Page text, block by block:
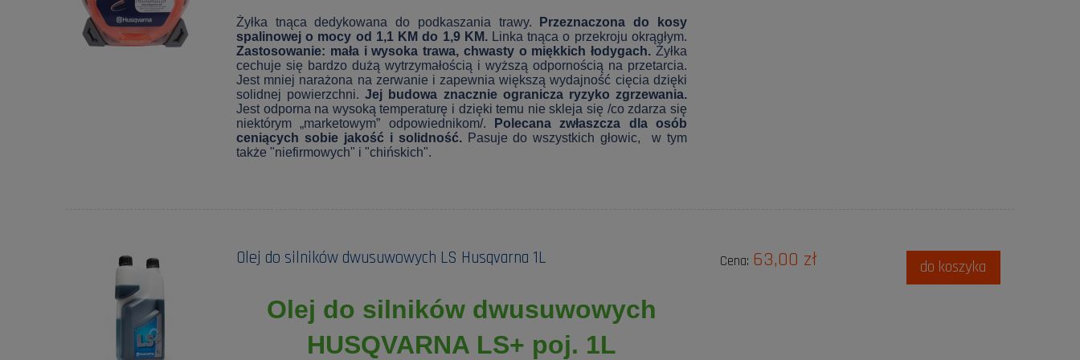
Żyłka tnąca dedykowana do podkaszania trawy.
Przeznaczona do kosy
spalinowej o mocy od 1,1 KM do 1,9 KM. Linka tnąca o przekroju okrągłym.
Zastosowanie: mała i wysoka trawa, chwasty o miękkich łodygach. Żyłka
cechuje się bardzo dużą wytrzymałością i wyższą odpornością na przetarcia.
Jest mniej narażona na zerwanie i zapewnia większą wydajność cięcia dzięki
solidnej powierzchni.Jej budowa znacznie ogranicza ryzyko zgrzewania.
Jest odporna na wysoką temperaturę i dzięki temu nie skleja się /co zdarza się
niektórym „marketowym” odpowiednikom/.
Polecana zwłaszcza dla osób
ceniących sobie jakość i solidność. Pasuje do wszystkich głowic, w tym
także "niefirmowych" i "chińskich".
Olej do silników dwusuwowych LS Husqvarna 1L
Olej do silników dwusuwowych
HUSQVARNA LS+ poj. 1L
Cena: 63,00 zł do koszyka